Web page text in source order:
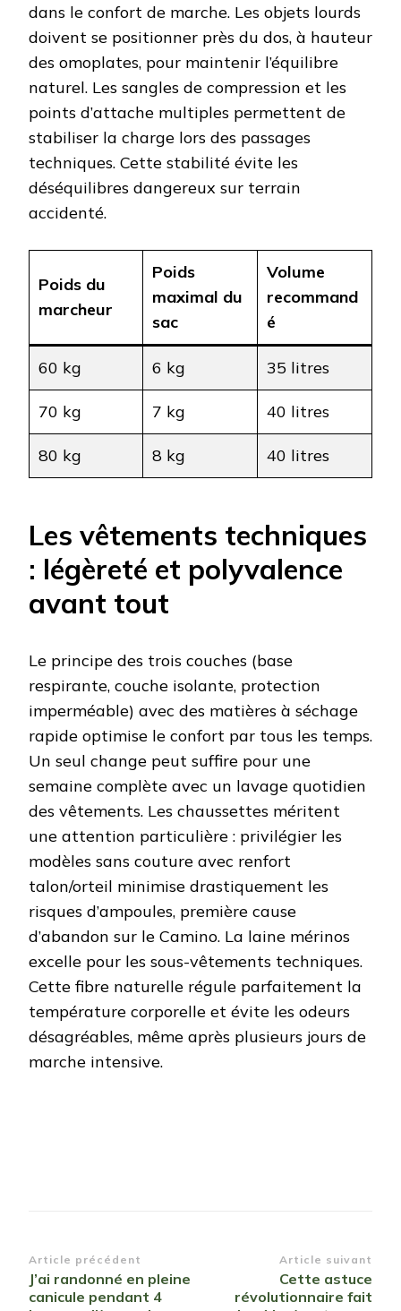
dans le confort de marche. Les objets lourds
doivent se positionner près du dos, à hauteur
des omoplates, pour maintenir l’équilibre
naturel. Les sangles de compression et les
points d’attache multiples permettent de
stabiliser la charge lors des passages
techniques. Cette stabilité évite les
déséquilibres dangereux sur terrain
accidenté.
Poids du
marcheur
Poids
maximal du
sac
Volume
recommand
é
60 kg 6 kg 35 litres
70 kg 7 kg 40 litres
80 kg 8 kg 40 litres
Les vêtements techniques
: légèreté et polyvalence
avant tout
Le principe des trois couches (base
respirante, couche isolante, protection
imperméable) avec des matières à séchage
rapide optimise le confort par tous les temps.
Un seul change peut suffire pour une
semaine complète avec un lavage quotidien
des vêtements. Les chaussettes méritent
une attention particulière : privilégier les
modèles sans couture avec renfort
talon/orteil minimise drastiquement les
risques d’ampoules, première cause
d’abandon sur le Camino. La laine mérinos
excelle pour les sous-vêtements techniques.
Cette fibre naturelle régule parfaitement la
température corporelle et évite les odeurs
désagréables, même après plusieurs jours de
marche intensive.
Navigation
d’article
Article précédent
J’ai randonné en pleine
canicule pendant 4
Article suivant
Cette astuce
révolutionnaire fait